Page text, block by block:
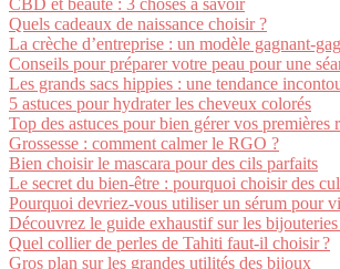
CBD et beauté : 3 choses à savoir
Quels cadeaux de naissance choisir ?
La crèche d’entreprise : un modèle gagnant-
Conseils pour préparer votre peau pour une
Les grands sacs hippies : une tendance
5 astuces pour hydrater les cheveux colorés
Top des astuces pour bien gérer vos premières
Grossesse : comment calmer le RGO ?
Bien choisir le mascara pour des cils parfaits
Le secret du bien-être : pourquoi choisir des
Pourquoi devriez-vous utiliser un sérum pour
Découvrez le guide exhaustif sur les
Quel collier de perles de Tahiti faut-il choisir ?
Gros plan sur les grandes utilités des bijoux